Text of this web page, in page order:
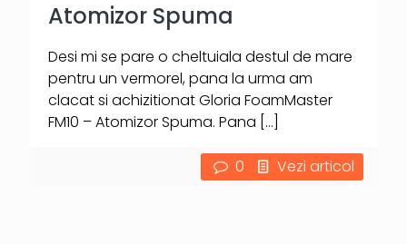
Atomizor Spuma
Desi mi se pare o cheltuiala destul de mare
pentru un vermorel, pana la urma am
clacat si achizitionat Gloria FoamMaster
FM10 – Atomizor Spuma. Pana […]
0 Vezi articol